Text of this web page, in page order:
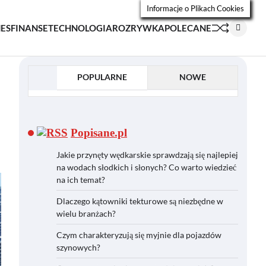
FINANSETECHNOLOGIAROZRYWKAPOLECANE
POPULARNE NOWE
Popisane.pl
Jakie przynęty wędkarskie sprawdzają się najlepiej
na wodach słodkich i słonych? Co warto wiedzieć
na ich temat?
Dlaczego kątowniki tekturowe są niezbędne w
wielu branżach?
Czym charakteryzują się myjnie dla pojazdów
szynowych?
Informacje o Plikach Cookies